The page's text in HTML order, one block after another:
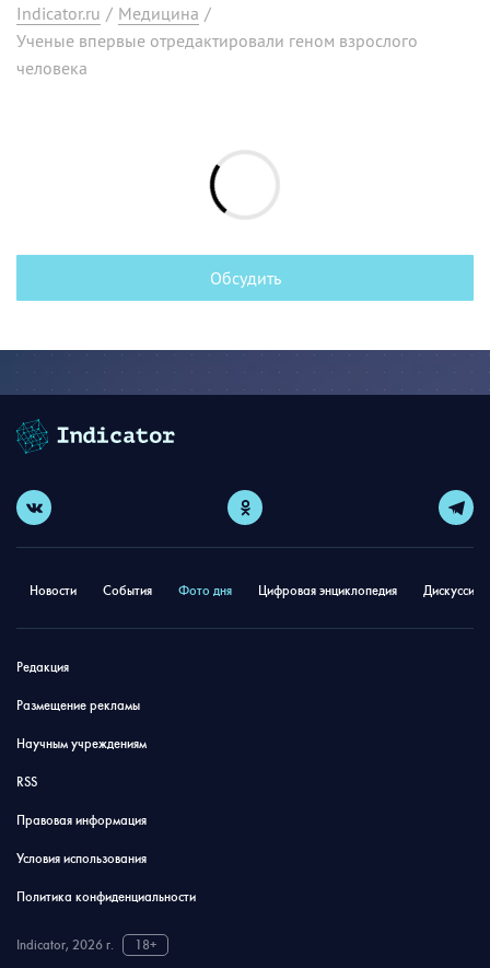
Indicator.ru / Медицина /
Ученые впервые отредактировали геном взрослого
человека
Обсудить
Новости События Фото дня Цифровая энциклопедия
Редакция
Размещение рекламы
Научным учреждениям
RSS
Правовая информация
Условия использования
Политика конфиденциальности
Indicator, 2026 г.
18+